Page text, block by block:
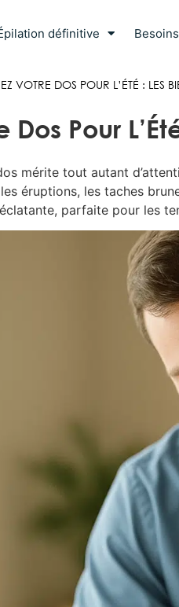
définitive Besoins
VOTRE DOS POUR L’ÉTÉ : LES
Dos Pour
mérite tout autant
éruptions, les taches
parfaite pour les